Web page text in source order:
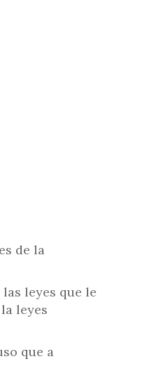
de la
leyes que le
leyes
que a